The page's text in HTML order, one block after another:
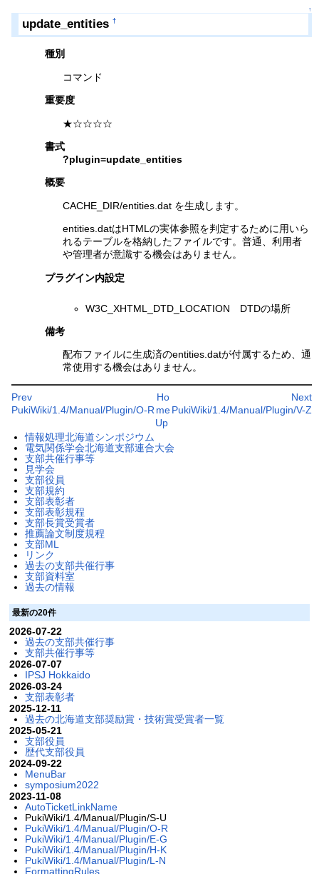
↑
update_entities †
種別
コマンド
重要度
★☆☆☆☆
書式
?plugin=update_entities
概要
CACHE_DIR/entities.dat を生成します。
entities.datはHTMLの実体参照を判定するために用いら
れるテーブルを格納したファイルです。普通、利用者
や管理者が意識する機会はありません。
プラグイン内設定
W3C_XHTML_DTD_LOCATION DTDの場所
備考
配布ファイルに生成済のentities.datが付属するため、通
常使用する機会はありません。
Prev
PukiWiki/1.4/Manual/Plugin/O-R
Next
PukiWiki/1.4/Manual/Plugin/V-Z
Ho
me
Up
情報処理北海道シンポジウム
電気関係学会北海道支部連合大会
支部共催行事等
見学会
支部役員
支部規約
支部表彰者
支部表彰規程
支部長賞受賞者
推薦論文制度規程
支部ML
リンク
過去の支部共催行事
支部資料室
過去の情報
最新の20件
2026-07-22
過去の支部共催行事
支部共催行事等
2026-07-07
IPSJ Hokkaido
2026-03-24
支部表彰者
2025-12-11
過去の北海道支部奨励賞・技術賞受賞者一覧
2025-05-21
支部役員
歴代支部役員
2024-09-22
MenuBar
symposium2022
2023-11-08
AutoTicketLinkName
PukiWiki/1.4/Manual/Plugin/S-U
PukiWiki/1.4/Manual/Plugin/O-R
PukiWiki/1.4/Manual/Plugin/E-G
PukiWiki/1.4/Manual/Plugin/H-K
PukiWiki/1.4/Manual/Plugin/L-N
FormattingRules